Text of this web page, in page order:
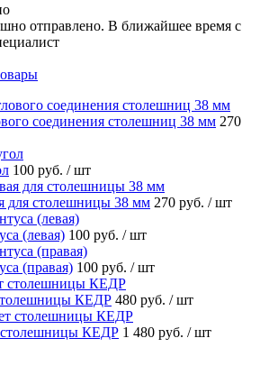
отправлено. В ближайшее время с
соединения столешниц 38 мм 270
100 руб. / шт
для столешницы 38 мм 270 руб. / шт
(левая) 100 руб. / шт
(правая) 100 руб. / шт
КЕДР 480 руб. / шт
столешницы КЕДР 1 480 руб. / шт